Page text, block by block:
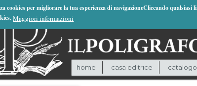
cookies per migliorare la tua esperienza di navigazioneCliccando qualsiasi
Maggiori informazioni
home casa editrice catalogo